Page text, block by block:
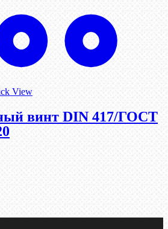
View
винт DIN 417/ГОСТ